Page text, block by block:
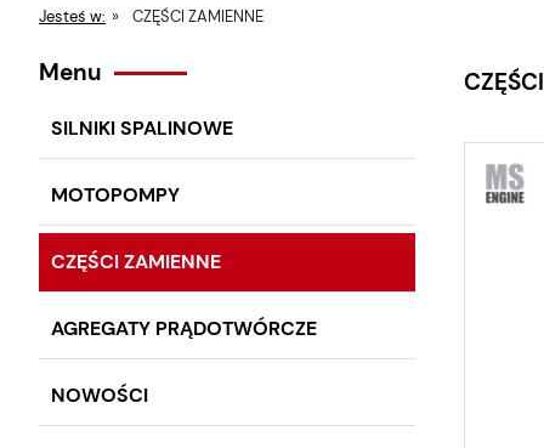
Jesteś w: » CZĘŚCI ZAMIENNE
Menu
SILNIKI SPALINOWE
MOTOPOMPY
CZĘŚCI ZAMIENNE
AGREGATY PRĄDOTWÓRCZE
NOWOŚCI